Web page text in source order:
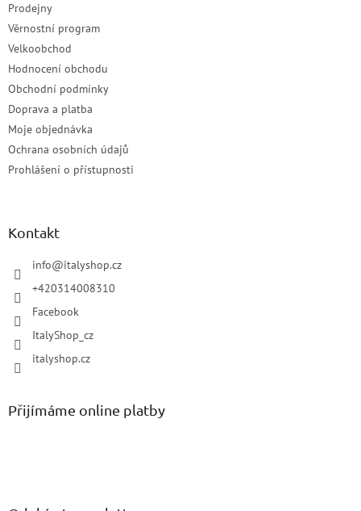
Prodejny
Věrnostní program
Velkoobchod
Hodnocení obchodu
Obchodní podmínky
Doprava a platba
Moje objednávka
Ochrana osobních údajů
Prohlášení o přístupnosti
Kontakt
info@italyshop.cz
+420314008310
Facebook
ItalyShop_cz
italyshop.cz
Přijímáme online platby